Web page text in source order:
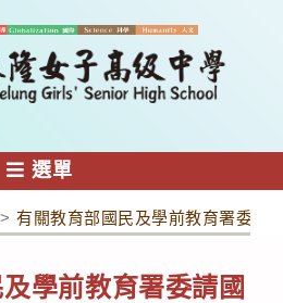
選單
> 有關教育部國民及學前教育署委請
學前教育署委請國